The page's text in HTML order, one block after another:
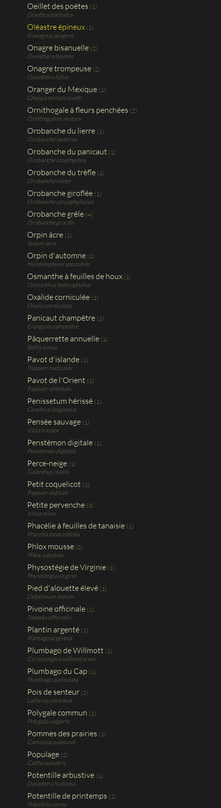
Oeillet des poètes (1)
Dianthus barbatus
Oléastre épineux (1)
Elaeagnus pungens
Onagre bisanuelle (2)
Oenothera biennis
Onagre trompeuse (2)
Oenothera fallax
Oranger du Mexique (1)
Choisya ternata kunth
Ornithogale à fleurs penchées (2)
Ornithogalum mutans
Orobanche du lierre (1)
Orobanche hederae
Orobanche du panicaut (1)
Orobanche amethystea
Orobanche du trèfle (1)
Orobanche minor
Orobanche giroflée (1)
Orobanche caryophyllacea
Orobanche grêle (4)
Orobanche gracilis
Orpin âcre (1)
Sedum acre
Orpin d'automne (1)
Hylotelephium spectabile
Osmanthe à feuilles de houx (1)
Osmanthus heterophyllus
Oxalide corniculée (1)
Oxalis corniculata
Panicaut champêtre (1)
Eryngium campestre
Pâquerrette annuelle (1)
Bellis annua
Pavot d'islande (1)
Papaver nudicaule
Pavot de l'Orient (1)
Papaver orientale
Penissetum hérissé (1)
Cenchrus longisetus
Pensée sauvage (1)
Viola tricolor
Penstémon digitale (1)
Penstemon digitalis
Perce-neige (1)
Galanthus nivalis
Petit coquelicot (1)
Papaver dubium
Petite pervenche (3)
Vinca minor
Phacélie à feuilles de tanaisie (1)
Phacelia tanacetifolia
Phlox mousse (2)
Phlox subulata
Physostégie de Virginie (1)
Physostegia virginia
Pied d'alouette élevé (1)
Delphinium elatum
Pivoine officinale (1)
Paeonia officinalis
Plantin argenté (1)
Plantago argentea
Plumbago de Willmott (1)
Ceratostigma willmotianum
Plumbago du Cap (1)
Plumbago auriculata
Pois de senteur (2)
Lathyrus odoratus
Polygale commun (1)
Polygala vulgaris
Pommes des prairies (1)
Camassia quamash
Populage (2)
Caltha palustris
Potentille arbustive (1)
Dasiphora fruticosa
Potentille de printemps (1)
Potentilla verna